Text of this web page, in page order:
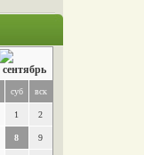
суб вск
1 2
8 9